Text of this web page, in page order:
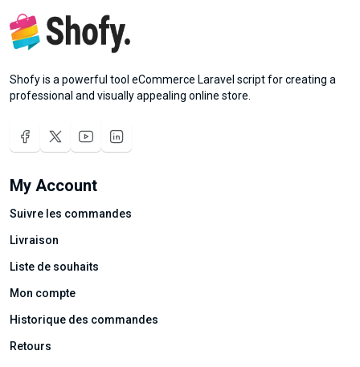
Shofy is a powerful tool eCommerce Laravel script for creating a
professional and visually appealing online store.
My Account
Suivre les commandes
Livraison
Liste de souhaits
Mon compte
Historique des commandes
Retours